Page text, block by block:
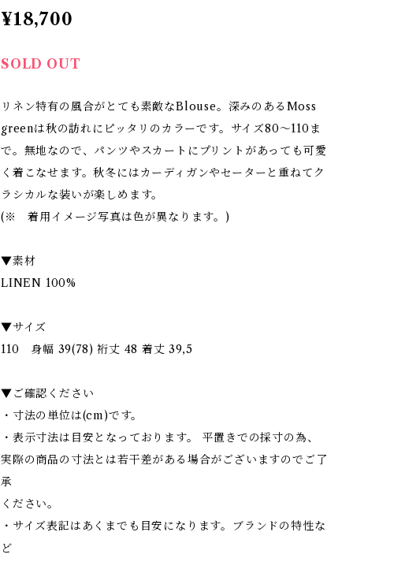
¥18,700
SOLD OUT
リネン特有の風合がとても素敵なBlouse。深みのあるMoss
greenは秋の訪れにピッタリのカラーです。サイズ80～110ま
で。無地なので、パンツやスカートにプリントがあっても可愛
く着こなせます。秋冬にはカーディガンやセーターと重ねてク
ラシカルな装いが楽しめます。
(※ 着用イメージ写真は色が異なります。)
▼素材
LINEN 100%
▼サイズ
110 身幅 39(78) 裄丈 48 着丈 39,5
▼ご確認ください
・寸法の単位は(cm)です。
・表示寸法は目安となっております。 平置きでの採寸の為、
実際の商品の寸法とは若干差がある場合がございますのでご了
承
ください。
・サイズ表記はあくまでも目安になります。ブランドの特性な
ど